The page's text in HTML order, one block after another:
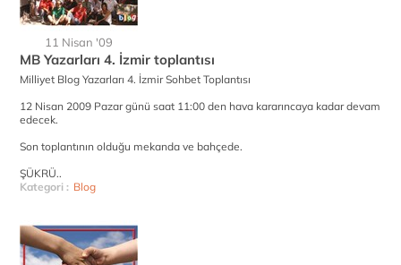
11 Nisan '09
MB Yazarları 4. İzmir toplantısı
Milliyet Blog Yazarları 4. İzmir Sohbet Toplantısı
12 Nisan 2009 Pazar günü saat 11:00 den hava kararıncaya kadar devam
edecek.
Son toplantının olduğu mekanda ve bahçede.
ŞÜKRÜ..
Kategori : Blog